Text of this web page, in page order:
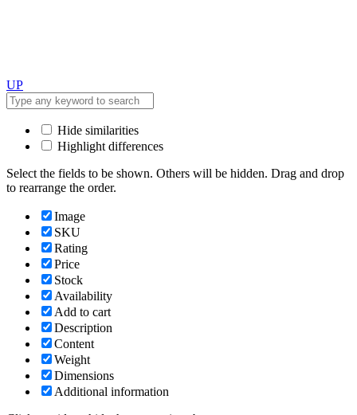
UP
Hide similarities
Highlight differences
Select the fields to be shown. Others will be hidden. Drag and drop
to rearrange the order.
Image
SKU
Rating
Price
Stock
Availability
Add to cart
Description
Content
Weight
Dimensions
Additional information